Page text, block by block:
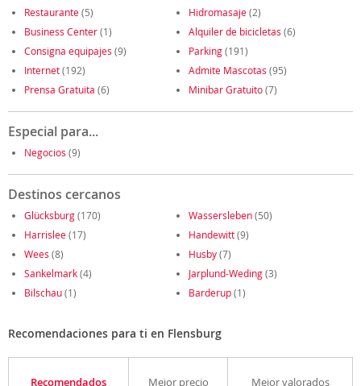
Restaurante(5) Hidromasaje(2)
Business Center(1) Alquiler de bicicletas (6)
Consigna equipajes (9) Parking(191)
Internet(192) Admite Mascotas (95)
Prensa Gratuita (6) Minibar Gratuito(7)
Especial para...
Negocios (9)
Destinos cercanos
Glücksburg(170) Wassersleben(50)
Harrislee(17) Handewitt(9)
Wees (8) Husby(7)
Sankelmark(4) Jarplund-Weding(3)
Bilschau(1) Barderup(1)
Recomendaciones para ti en Flensburg
Recomendados Mejor precio Mejor valorados